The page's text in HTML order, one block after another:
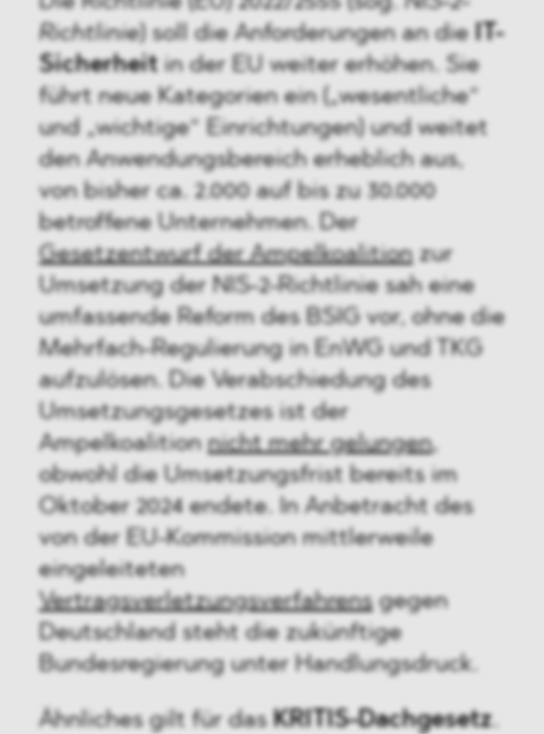
Richtlinie ) soll die Anforderungen an die IT-
Sicherheit in der EU weiter erhöhen. Sie
führt neue Kategorien ein („wesentliche“
und „wichtige“ Einrichtungen) und weitet
den Anwendungsbereich erheblich aus,
von bisher ca. 2.000 auf bis zu 30.000
betroffene Unternehmen. Der
Gesetzentwurf der Ampelkoalitionzur
Umsetzung der NIS-2-Richtlinie sah eine
umfassende Reform des BSIG vor, ohne die
Mehrfach-Regulierung in EnWG und TKG
aufzulösen. Die Verabschiedung des
Umsetzungsgesetzes ist der
Ampelkoalitionnicht mehr gelungen,
obwohl die Umsetzungsfrist bereits im
Oktober 2024 endete. In Anbetracht des
von der EU-Kommission mittlerweile
eingeleiteten
Vertragsverletzungsverfahrensgegen
Deutschland steht die zukünftige
Bundesregierung unter Handlungsdruck.
Ähnliches gilt für das KRITIS-Dachgesetz